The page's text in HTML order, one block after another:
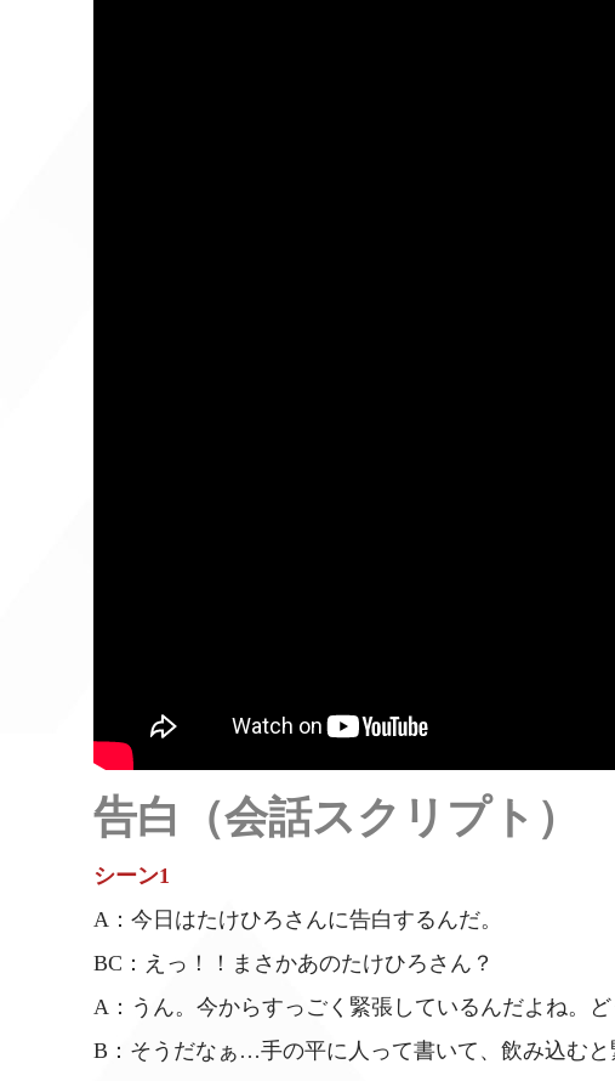
告白（会話スクリプト）
シーン1
A：今日はたけひろさんに告白するんだ。
BC：えっ！！まさかあのたけひろさん？
A：うん。今からすっごく緊張しているんだよね。
B：そうだなぁ…手の平に人って書いて、飲み込むと